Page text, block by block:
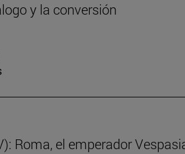
y la conversión
Roma, el emperador